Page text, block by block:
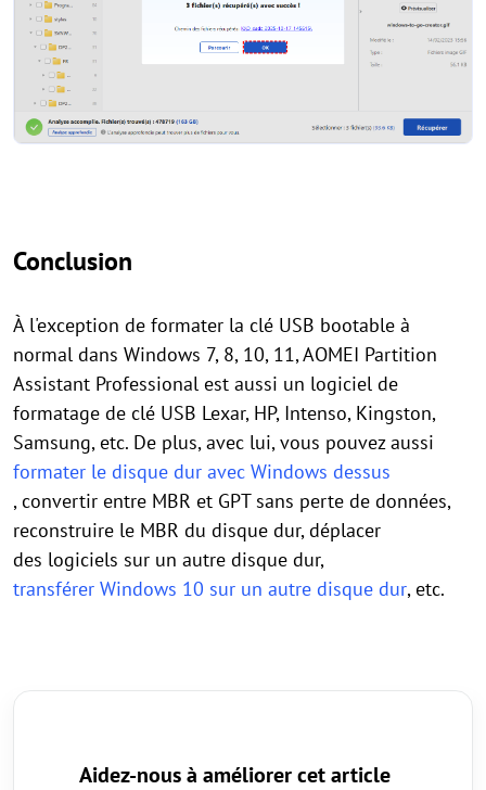
Conclusion
À l'exception de formater la clé USB bootable à
normal dans Windows 7, 8, 10, 11, AOMEI Partition
Assistant Professional est aussi un logiciel de
formatage de clé USB Lexar, HP, Intenso, Kingston,
Samsung, etc. De plus, avec lui, vous pouvez aussi
formater le disque dur avec Windows dessus
, convertir entre MBR et GPT sans perte de données,
reconstruire le MBR du disque dur, déplacer
des logiciels sur un autre disque dur,
transférer Windows 10 sur un autre disque dur, etc.
Aidez-nous à améliorer cet article